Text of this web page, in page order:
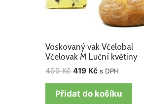
Voskovaný vak Včelobal
Včelovak M Luční květiny
499Kč 419 Kč s DPH
Přidat do košíku